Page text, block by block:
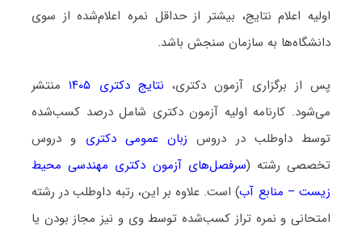
اولیه اعلام نتایج، بیشتر از حداقل نمره اعلام‌شده از سوی
دانشگاه‌ها به سازمان سنجش باشد.
پس از برگزاری آزمون دکتری، نتایج دکتری ۱۴۰۵
منتشر
می‌شود. کارنامه اولیه آزمون دکتری شامل درصد کسب‌شده
توسط داوطلب در دروس زبان عمومی دکتری و دروس
تخصصی رشته (سرفصل‌های آزمون دکتری مهندسی محیط
زیست – منابع آب) است. علاوه بر این، رتبه داوطلب در رشته
امتحانی و نمره تراز کسب‌شده توسط وی و نیز مجاز بودن یا